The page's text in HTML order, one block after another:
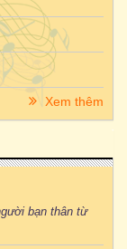
Xem thêm
bạn thân từ